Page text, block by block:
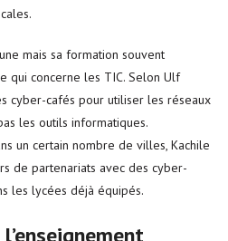
mais sa formation souvent
qui concerne les TIC. Selon Ulf
cyber-cafés pour utiliser les réseaux
les outils informatiques.
un certain nombre de villes, Kachile
de partenariats avec des cyber-
les lycées déjà équipés.